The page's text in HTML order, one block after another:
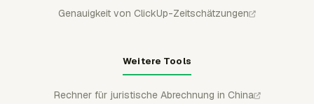
Genauigkeit von ClickUp-Zeitschätzungen
Weitere Tools
Rechner für juristische Abrechnung in China